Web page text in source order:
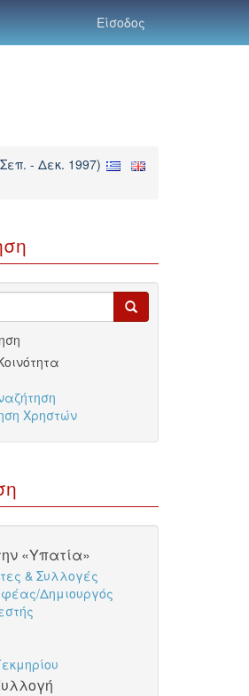
Είσοδος
- Δεκ. 1997)
Χρηστών
«Υπατία»
& Συλλογές
Δημιουργός